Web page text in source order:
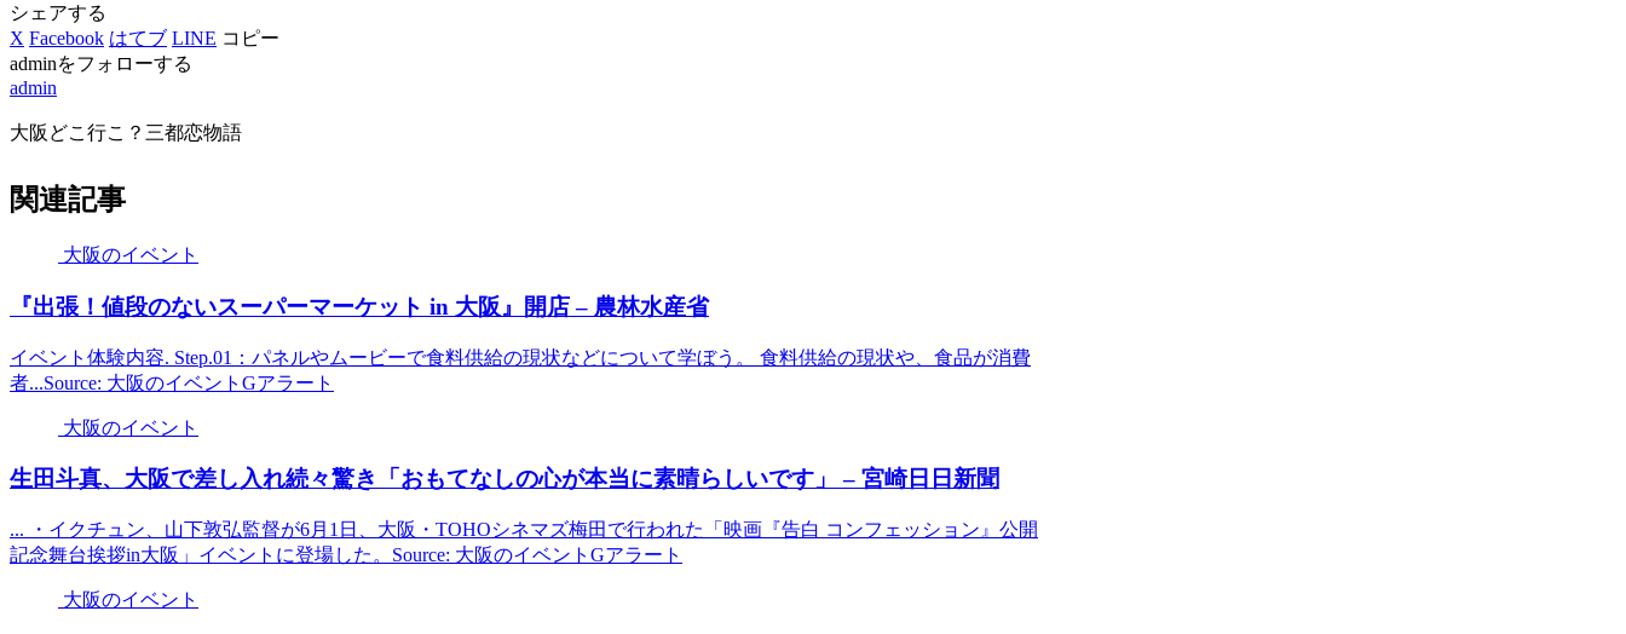
シェアする
X Facebook はてブ LINE コピー
adminをフォローする
admin
大阪どこ行こ？三都恋物語
関連記事
大阪のイベント
『出張！値段のないスーパーマーケット in 大阪』開店 – 農林水産省
イベント体験内容. Step.01：パネルやムービーで食料供給の現状などについて学ぼう。 食料供給の現状や、食品が消費
者...Source: 大阪のイベントGアラート
大阪のイベント
生田斗真、 大阪で差し入れ続々驚き「おもてなしの心が本当に素晴らしいです」 – 宮崎日日新聞
... ・イクチュン、山下敦弘監督が6月1日、大阪・TOHOシネマズ梅田で行われた「映画『告白 コンフェッション』公開
記念舞台挨拶in大阪」イベントに登場した。Source: 大阪のイベントGアラート
大阪のイベント